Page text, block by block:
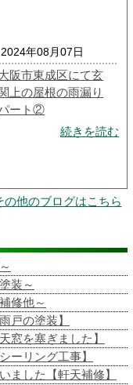
2024年08月07日
阪市東成区にて玄
上の屋根の雨漏り
ート②
続きを読む
の他のブログはこちら
装～
修他～
戸の塗装】
窓を塞ぎました】
ーリング工事】
ました【軒天補修】